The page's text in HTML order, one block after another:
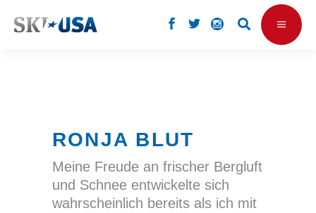
RONJA BLUT
Meine Freude an frischer Bergluft
und Schnee entwickelte sich
wahrscheinlich bereits als ich mit